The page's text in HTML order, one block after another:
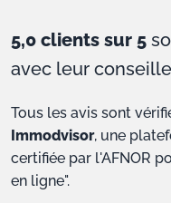
5,0 clients sur 5
avec leur
Tous les avis sont
Immodvisor, une
certifiée par l'AFNOR
en ligne".